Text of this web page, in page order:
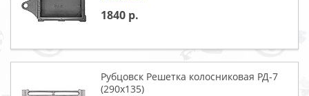
1840
Рубцовск Решетка колосниковая РД-7
(290х135)